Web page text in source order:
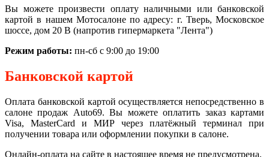
Вы можете произвести оплату наличными или банковской
картой в нашем Мотосалоне по адресу: г. Тверь, Московское
шоссе, дом 20 В (напротив гипермаркета "Лента")
Режим работы: пн-сб с 9:00 до 19:00
Банковской картой
Оплата банковской картой осуществляется непосредственно в
салоне продаж Auto69. Вы можете оплатить заказ картами
Visa, MasterCard и МИР через платёжный терминал при
получении товара или оформлении покупки в салоне.
Онлайн-оплата на сайте в настоящее время не предусмотрена.